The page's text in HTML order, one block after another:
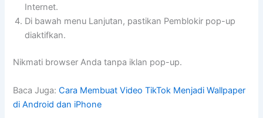
Internet.
Di bawah menu Lanjutan, pastikan Pemblokir pop-up
diaktifkan.
Nikmati browser Anda tanpa iklan pop-up.
Baca Juga:Cara Membuat Video TikTok Menjadi Wallpaper
di Android dan iPhone